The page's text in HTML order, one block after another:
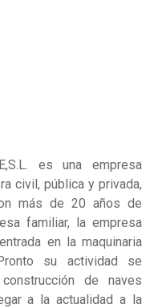
es una empresa
civil, pública y privada,
más de 20 años de
familiar, la empresa
en la maquinaria
su actividad se
de naves
a la actualidad a la